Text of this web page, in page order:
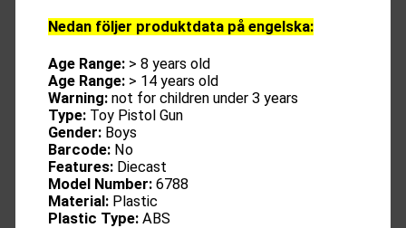
Nedan följer produktdata på engelska:
Age Range: > 8 years old
Age Range: > 14 years old
Warning: not for children under 3 years
Type: Toy Pistol Gun
Gender: Boys
Barcode: No
Features: Diecast
Model Number: 6788
Material: Plastic
Plastic Type: ABS